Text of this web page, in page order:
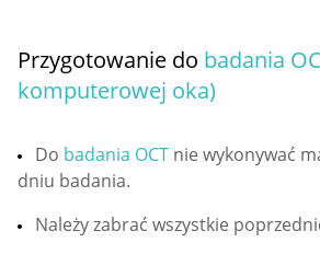
Przygotowanie do badania
komputerowej oka)
Do badania OCT nie wykonywać
dniu badania.
Należy zabrać wszystkie